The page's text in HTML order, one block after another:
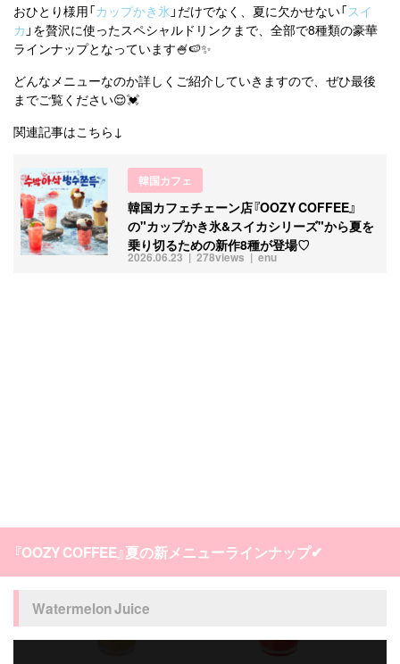
利用規約
プライバシーポリシー
お問い合わせ
オルチャンメイク twice 人気 アイドル
韓国ドラマ カフェ かわいい
おひとり様用「カップかき氷 」だけでなく、夏に欠かせない「スイ
カ 」を贅沢に使ったスペシャルドリンクまで、全部で8種類の豪華
ラインナップとなっています🍧🍉✨
どんなメニューなのか詳しくご紹介していきますので、ぜひ最後
までご覧ください😌💓
関連記事はこちら↓
韓国カフェ
2026.06.23 enu
278views
韓国カフェチェーン店『OOZY COFFEE』
の"カップかき氷&スイカシリーズ"から夏を
乗り切るための新作8種が登場♡
『OOZY COFFEE』夏の新メニューラインナップ✔
Watermelon Juice